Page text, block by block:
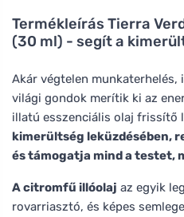
Termékleírás Tierra
(30 ml) - segít a
Akár végtelen munkaterhelés,
világi gondok merítik ki az
illatú esszenciális olaj frissítő
kimerültség leküzdésében,
és támogatja mind a testet,
A citromfű illóolaj az egyik
rovarriasztó, és képes